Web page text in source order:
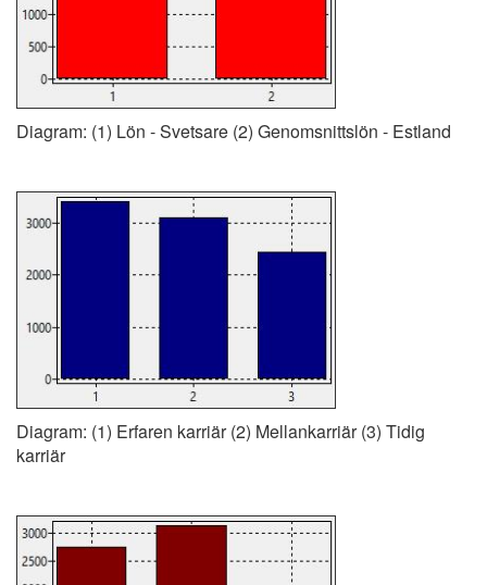
Diagram: (1) Lön - Svetsare (2) Genomsnittslön - Estland
Diagram: (1) Erfaren karriär (2) Mellankarriär (3) Tidig
karriär